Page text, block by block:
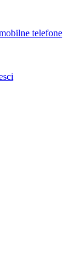
telefone